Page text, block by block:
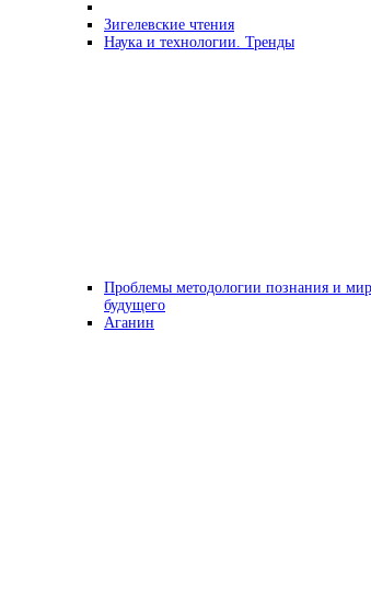
Зигелевские чтения
Наука и технологии. Тренды
Проблемы методологии познания и мир
будущего
Аганин